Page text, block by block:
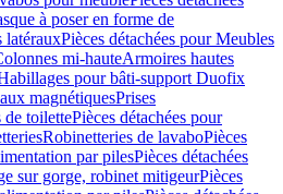
à poser en forme de
latérauxPièces détachées pour Meubles
mi-hauteArmoires hautes
pour bâti-support Duofix
magnétiquesPrises
de toilettePièces détachées pour
Robinetteries de lavaboPièces
par pilesPièces détachées
sur gorge, robinet mitigeurPièces